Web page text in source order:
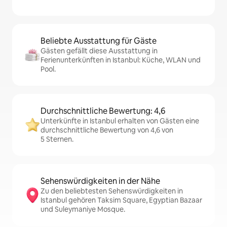
Beliebte Ausstattung für Gäste
Gästen gefällt diese Ausstattung in
Ferienunterkünften in Istanbul: Küche, WLAN und
Pool.
Durchschnittliche Bewertung: 4,6
Unterkünfte in Istanbul erhalten von Gästen eine
durchschnittliche Bewertung von 4,6 von
5 Sternen.
Sehenswürdigkeiten in der Nähe
Zu den beliebtesten Sehenswürdigkeiten in
Istanbul gehören Taksim Square, Egyptian Bazaar
und Suleymaniye Mosque.